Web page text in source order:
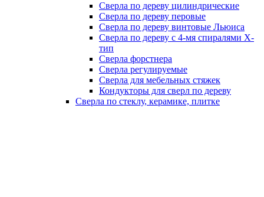
Сверла по дереву цилиндрические
Сверла по дереву перовые
Сверла по дереву винтовые Льюиса
Сверла по дереву с 4-мя спиралями Х-
тип
Сверла форстнера
Сверла регулируемые
Сверла для мебельных стяжек
Кондукторы для сверл по дереву
Сверла по стеклу, керамике, плитке